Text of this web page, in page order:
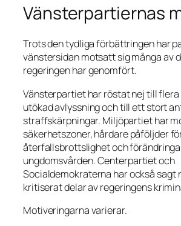
Vänsterpartiernas
Trots den tydliga förbättringen har
vänstersidan motsatt sig många av
regeringen har genomfört.
Vänsterpartiet har röstat nej till
utökad avlyssning och till ett stort
straffskärpningar. Miljöpartiet har
säkerhetszoner, hårdare påföljder
återfallsbrottslighet och
ungdomsvården. Centerpartiet och
Socialdemokraterna har också sagt
kritiserat delar av regeringens
Motiveringarna varierar.